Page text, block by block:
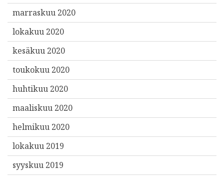
marraskuu 2020
lokakuu 2020
kesäkuu 2020
toukokuu 2020
huhtikuu 2020
maaliskuu 2020
helmikuu 2020
lokakuu 2019
syyskuu 2019